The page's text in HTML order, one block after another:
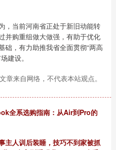
，当前河南省正处于新旧动能转
并购重组做大做强，有助于优化
础，有力助推我省全面贯彻“两高
建设。
章来自网络，不代表本站观点。
全系选购指南：从Air到Pro的
主人训后装睡，技巧不到家被抓